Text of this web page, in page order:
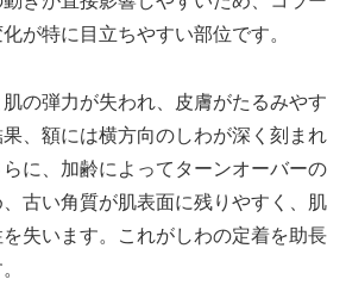
が特に目立ちやすい部位です。
の弾力が失われ、皮膚がたるみやす
、額には横方向のしわが深く刻まれ
に、加齢によってターンオーバーの
古い角質が肌表面に残りやすく、肌
失います。これがしわの定着を助長